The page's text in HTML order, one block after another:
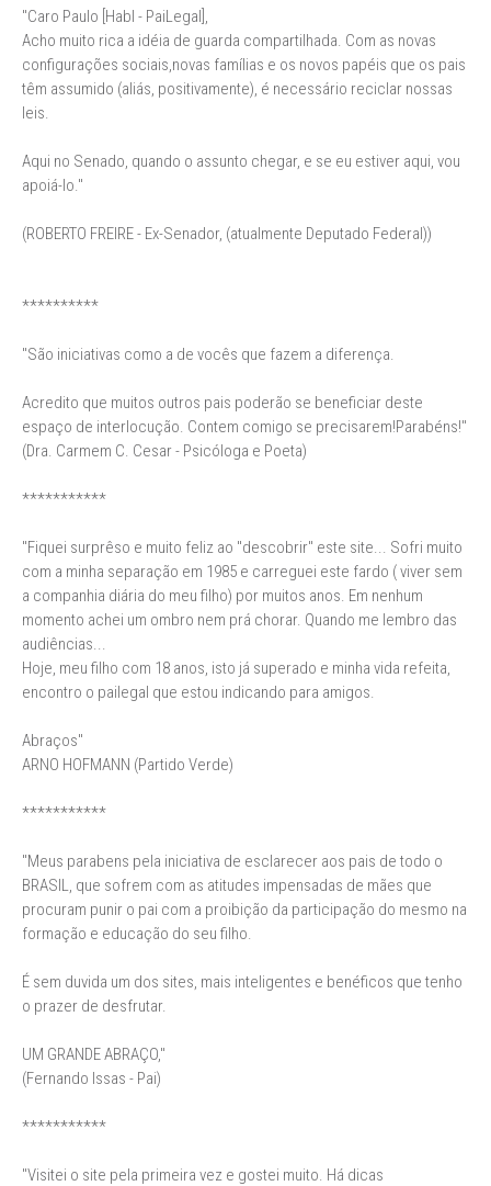
"Caro Paulo [Habl - PaiLegal],
Acho muito rica a idéia de guarda compartilhada. Com as novas
configurações sociais,novas famílias e os novos papéis que os pais
têm assumido (aliás, positivamente), é necessário reciclar nossas
leis.
Aqui no Senado, quando o assunto chegar, e se eu estiver aqui, vou
apoiá-lo."
(ROBERTO FREIRE - Ex-Senador, (atualmente Deputado Federal))
**********
"São iniciativas como a de vocês que fazem a diferença.
Acredito que muitos outros pais poderão se beneficiar deste
espaço de interlocução. Contem comigo se precisarem!Parabéns!"
(Dra. Carmem C. Cesar - Psicóloga e Poeta)
***********
"Fiquei surprêso e muito feliz ao "descobrir" este site... Sofri muito
com a minha separação em 1985 e carreguei este fardo ( viver sem
a companhia diária do meu filho) por muitos anos. Em nenhum
momento achei um ombro nem prá chorar. Quando me lembro das
audiências...
Hoje, meu filho com 18 anos, isto já superado e minha vida refeita,
encontro o pailegal que estou indicando para amigos.
Abraços"
ARNO HOFMANN (Partido Verde)
***********
"Meus parabens pela iniciativa de esclarecer aos pais de todo o
BRASIL, que sofrem com as atitudes impensadas de mães que
procuram punir o pai com a proibição da participação do mesmo na
formação e educação do seu filho.
É sem duvida um dos sites, mais inteligentes e benéficos que tenho
o prazer de desfrutar.
UM GRANDE ABRAÇO,"
(Fernando Issas - Pai)
***********
"Visitei o site pela primeira vez e gostei muito. Há dicas